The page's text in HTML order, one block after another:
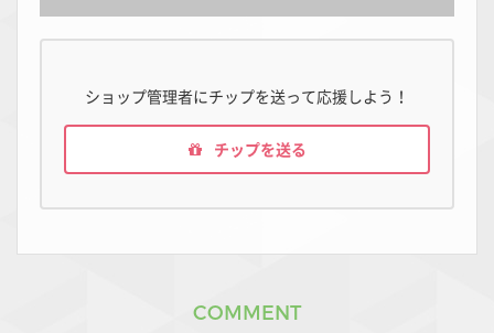
ショップ管理者にチップを送って応援しよう！
チップを送る
COMMENT